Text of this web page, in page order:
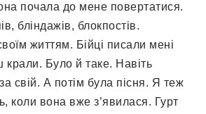
почала до мене повертатися.
бліндажів, блокпостів.
життям. Бійці писали мені
крали. Було й таке. Навіть
свій. А потім була пісня. Я теж
коли вона вже з’явилася. Гурт